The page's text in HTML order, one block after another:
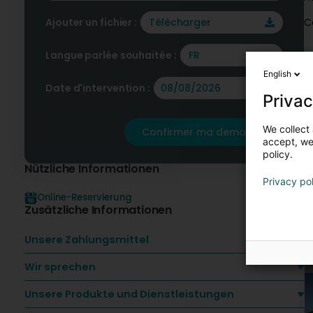
Ajouter un fichier : Télécharger
Langue parlée souhaitée : FR
Date d'intervention :
Confirmer ma demande
Nützliche Informationen
Online-Reservierung
Zusätzliche Informationen
Unsere Zahlungsmittel
Wir sprechen
Unsere Produkte und Dienstleistungen
English
We
accept,
policy.
Privacy